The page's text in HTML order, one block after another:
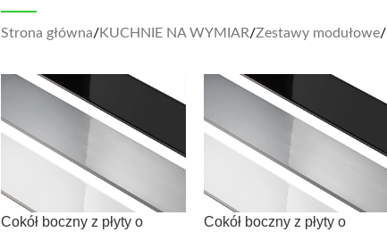
Strona główna/KUCHNIE NA WYMIAR/Zestawy modułowe/
Cokół boczny z płyty o
Cokół boczny z płyty o